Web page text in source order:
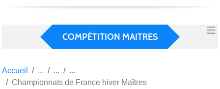
COMPÉTITION MAITRES
Accueil
Championnats de France hiver Maîtres